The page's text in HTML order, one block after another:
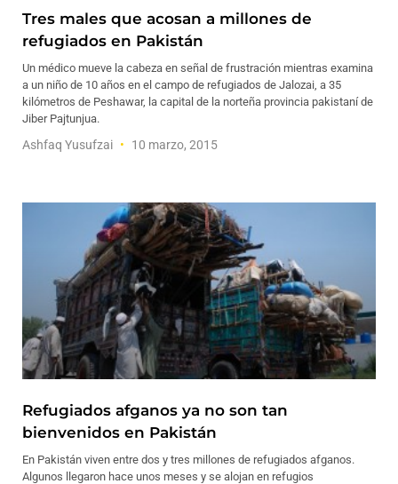
Tres males que acosan a millones de
refugiados en Pakistán
Un médico mueve la cabeza en señal de frustración mientras examina
a un niño de 10 años en el campo de refugiados de Jalozai, a 35
kilómetros de Peshawar, la capital de la norteña provincia pakistaní de
Jiber Pajtunjua.
Ashfaq Yusufzai 10 marzo, 2015
Refugiados afganos ya no son tan
bienvenidos en Pakistán
En Pakistán viven entre dos y tres millones de refugiados afganos.
Algunos llegaron hace unos meses y se alojan en refugios